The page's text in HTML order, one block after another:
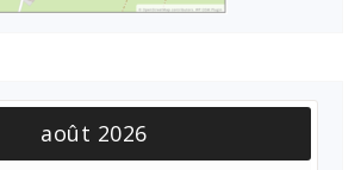
août 2026